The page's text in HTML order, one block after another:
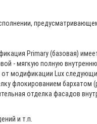
Primary (базовая)
- мягкую полную
модификации Lux
флокированием бархатом
отделка фасадов
и т.п.